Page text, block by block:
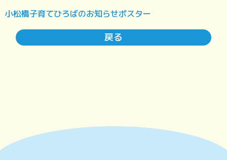
小松橋子育てひろばのお知らせポスター
戻る